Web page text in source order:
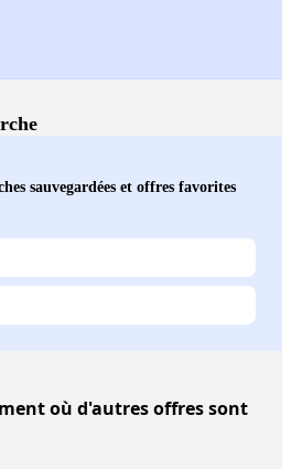
sauvegardées et offres favorites
où d'autres offres sont